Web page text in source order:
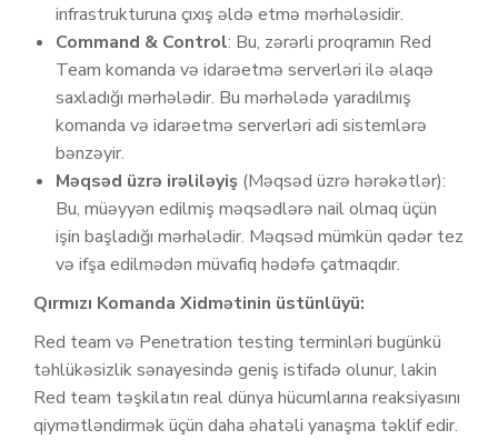
infrastrukturuna çıxış əldə etmə mərhələsidir.
Command & Control: Bu, zərərli proqramın Red
Team komanda və idarəetmə serverləri ilə əlaqə
saxladığı mərhələdir. Bu mərhələdə yaradılmış
komanda və idarəetmə serverləri adi sistemlərə
bənzəyir.
Məqsəd üzrə irəliləyiş (Məqsəd üzrə hərəkətlər):
Bu, müəyyən edilmiş məqsədlərə nail olmaq üçün
işin başladığı mərhələdir. Məqsəd mümkün qədər tez
və ifşa edilmədən müvafiq hədəfə çatmaqdır.
Qırmızı Komanda Xidmətinin üstünlüyü:
Red team və Penetration testing terminləri bugünkü
təhlükəsizlik sənayesində geniş istifadə olunur, lakin
Red team təşkilatın real dünya hücumlarına reaksiyasını
qiymətləndirmək üçün daha əhatəli yanaşma təklif edir.